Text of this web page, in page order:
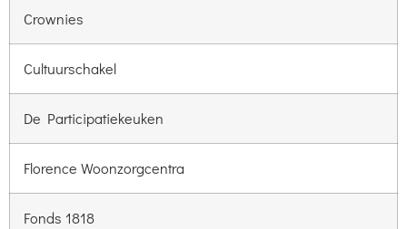
Crownies
Cultuurschakel
De Participatiekeuken
Florence Woonzorgcentra
Fonds 1818